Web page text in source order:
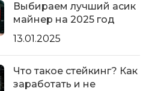
Выбираем лучший асик
майнер на 2025 год
13.01.2025
Что такое стейкинг? Как
заработать и не